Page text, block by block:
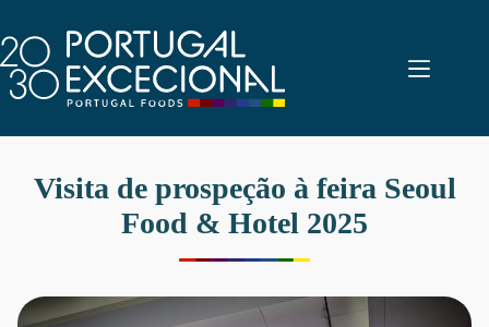
o
conteúdo
Visita de prospeção à feira Seoul
Food & Hotel 2025